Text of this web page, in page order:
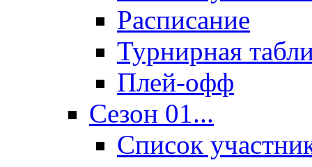
Расписание
Турнирная
Плей-офф
Сезон 01...
Список